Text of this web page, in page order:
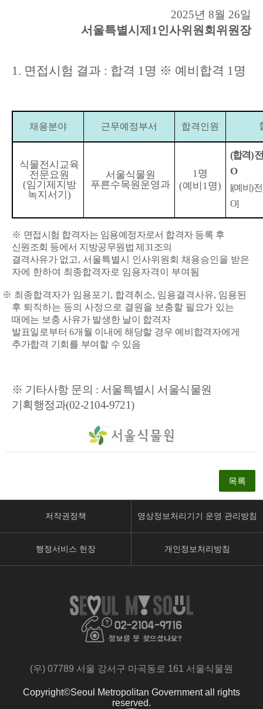
2025년 8월 26일
서울특별시제 1 인사위원회위원장
1. 면접시험 결과 : 합격 1명 ※ 예비합격 1명
채용분야 근무예정부서 합격인원
식물전시교육
전문요원
(임기제지방
녹지서기 )
서울식물원
푸른수목원운영과
1명
(예비 1명)
(합격)
O
[(예비 )
O]
※ 면접시험 합격자는 임용예정자로서 합격자 등록 후
신원조회 등에서 지방공무원법 제 31 조의
결격사유가 없 고, 서울특별시 인사위원회 채용승인을 받은
자에 한하여 최종합격자로 임용자격이 부여됨
※ 최종합격자가 임용포기 , 합격취소, 임용결격사유, 임용된
후 퇴직하는 등의 사정으로 결원을 보충할 필요가 있는
때에는 보충 사유가 발생한 날이 합격자
발표일로부터 6개월 이내에 해당할 경우 예비합격자에게
추가합격 기회를 부여할 수 있음
※ 기타사항 문의 : 서울특별시 서울식물원
기획행정과(02-2104-9721)
목록
저작권정책 영상정보처리기기 운영 관리방침
행정서비스 헌장 개인정보처리방침
이
스
북
페
로
동
튜
브
페
이
이
스
타
페
이
이
(우) 07789 서울 강서구 마곡동로 161 서울식물원
Copyright©Seoul Metropolitan Government all rights
reserved.